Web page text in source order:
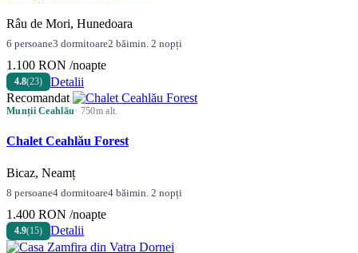
Râu de Mori, Hunedoara
6 persoane3 dormitoare2 băimin. 2 nopți
1.100 RON /noapte
4.8(23)
Detalii
Recomandat
Munții Ceahlău· 750m alt.
Chalet Ceahlău Forest
Bicaz, Neamț
8 persoane4 dormitoare4 băimin. 2 nopți
1.400 RON /noapte
4.9(15) Detalii